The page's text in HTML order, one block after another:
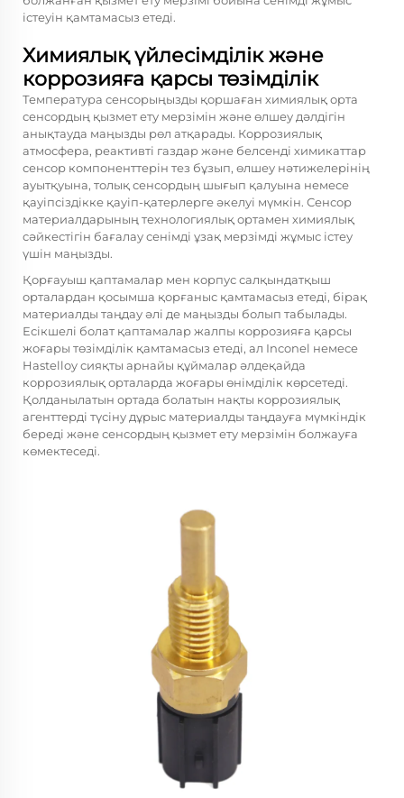
істеуін қамтамасыз етеді.
Химиялық үйлесімділік және
коррозияға қарсы төзімділік
Температура сенсорыңызды қоршаған химиялық орта
сенсордың қызмет ету мерзімін және өлшеу дәлдігін
анықтауда маңызды рөл атқарады. Коррозиялық
атмосфера, реактивті газдар және белсенді химикаттар
сенсор компоненттерін тез бұзып, өлшеу нәтижелерінің
ауытқуына, толық сенсордың шығып қалуына немесе
қауіпсіздікке қауіп-қатерлерге әкелуі мүмкін. Сенсор
материалдарының технологиялық ортамен химиялық
сәйкестігін бағалау сенімді ұзақ мерзімді жұмыс істеу
үшін маңызды.
Қорғауыш қаптамалар мен корпус салқындатқыш
орталардан қосымша қорғаныс қамтамасыз етеді, бірақ
материалды таңдау әлі де маңызды болып табылады.
Есікшелі болат қаптамалар жалпы коррозияға қарсы
жоғары төзімділік қамтамасыз етеді, ал Inconel немесе
Hastelloy сияқты арнайы құймалар әлдеқайда
коррозиялық орталарда жоғары өнімділік көрсетеді.
Қолданылатын ортада болатын нақты коррозиялық
агенттерді түсіну дұрыс материалды таңдауға мүмкіндік
береді және сенсордың қызмет ету мерзімін болжауға
көмектеседі.